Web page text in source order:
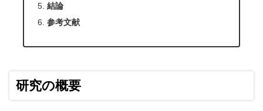
結論
参考文献
研究の概要